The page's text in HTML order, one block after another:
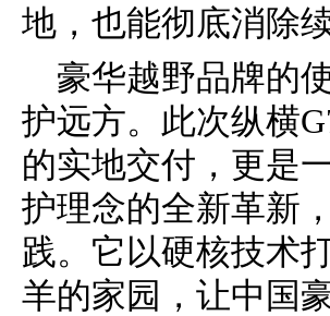
地，也能彻底消除
豪华越野品牌的
护远方。此次纵横
的实地交付，更是
护理念的全新革新
践。它以硬核技术
羊的家园，让中国